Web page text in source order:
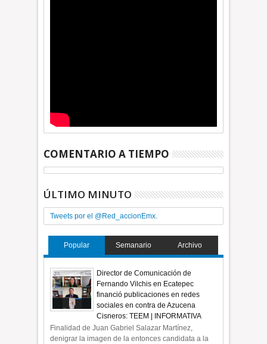
COMENTARIO A TIEMPO
ÚLTIMO MINUTO
Tweets por el @Red_accionEmx.
Popular Semanario Archivo
Director de Comunicación de
Fernando Vilchis en Ecatepec
financió publicaciones en redes
sociales en contra de Azucena
Cisneros: TEEM | INFORMATIVA
Finalidad de Juan Gabriel Salazar Martínez,
denigrar la imagen de la entonces candidata a la